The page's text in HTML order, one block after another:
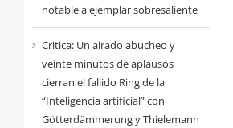
notable a ejemplar sobresaliente
Critica: Un airado abucheo y
veinte minutos de aplausos
cierran el fallido Ring de la
“Inteligencia artificial” con
Götterdämmerung y Thielemann